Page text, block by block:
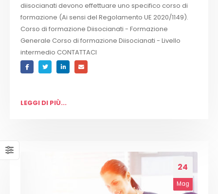
diisocianati devono effettuare uno specifico corso di
formazione (Ai sensi del Regolamento UE 2020/1149).
Corso di formazione Diisocianati - Formazione
Generale Corso di formazione Diisocianati - Livello
intermedio CONTATTACI
LEGGI DI PIÙ...
24
Mag